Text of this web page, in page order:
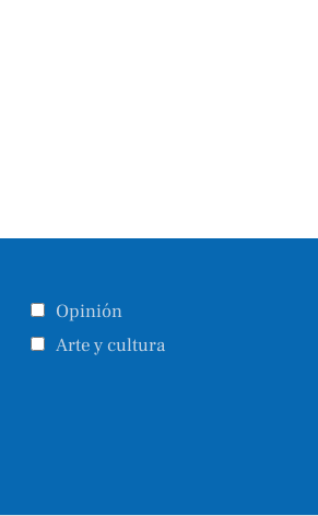
Opinión
Arte y cultura